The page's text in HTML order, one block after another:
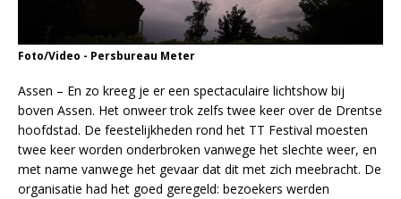
Foto/Video - Persbureau Meter
Assen – En zo kreeg je er een spectaculaire lichtshow bij
boven Assen. Het onweer trok zelfs twee keer over de Drentse
hoofdstad. De feestelijkheden rond het TT Festival moesten
twee keer worden onderbroken vanwege het slechte weer, en
met name vanwege het gevaar dat dit met zich meebracht. De
organisatie had het goed geregeld: bezoekers werden